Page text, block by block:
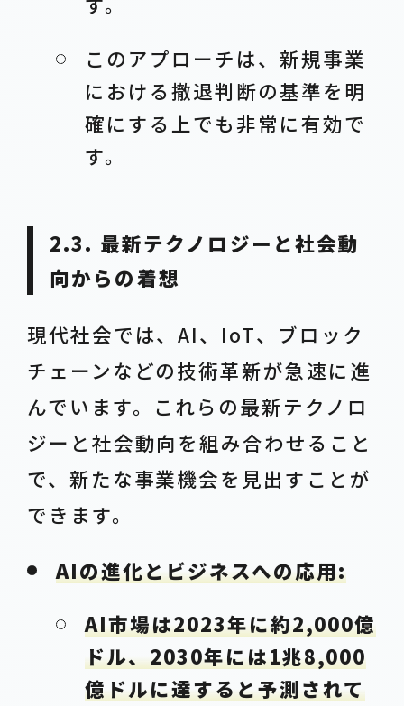
このアプローチは、新規事業
における撤退判断の基準を明
確にする上でも非常に有効で
す。
2.3. 最新テクノロジーと社会動
向からの着想
現代社会では、AI、IoT、ブロック
チェーンなどの技術革新が急速に進
んでいます。これらの最新テクノロ
ジーと社会動向を組み合わせること
で、新たな事業機会を見出すことが
できます。
AIの進化とビジネスへの応用:
AI市場は2023年に約2,000億
ドル、2030年には1兆8,000
億ドルに達すると予測されて